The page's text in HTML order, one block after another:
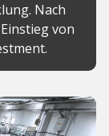
Nach
von